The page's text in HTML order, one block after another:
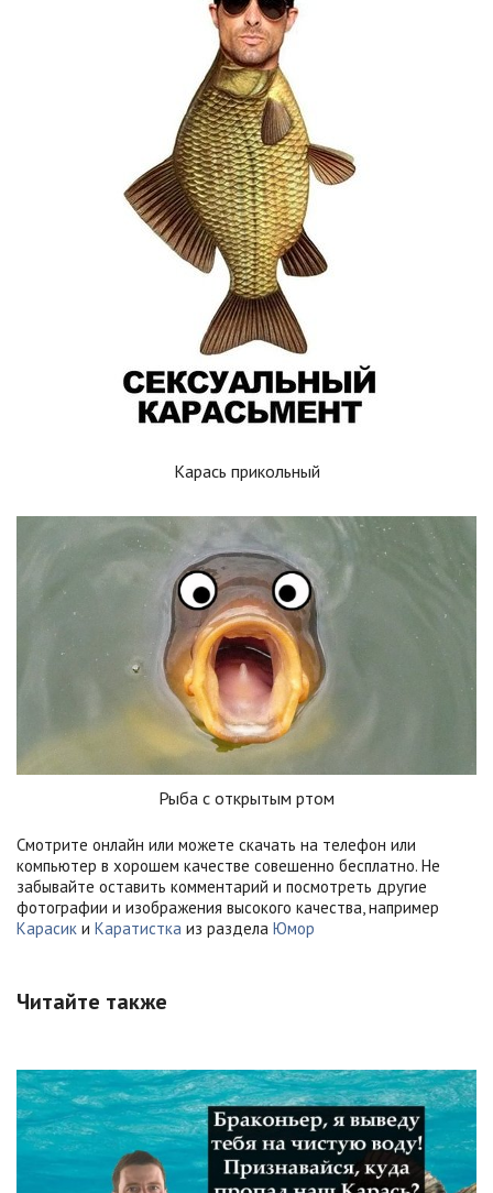
Карась прикольный
Рыба с открытым ртом
Смотрите онлайн или можете скачать на телефон или
компьютер в хорошем качестве совешенно бесплатно. Не
забывайте оставить комментарий и посмотреть другие
фотографии и изображения высокого качества, например
Карасик и Каратистка из раздела Юмор
Читайте также